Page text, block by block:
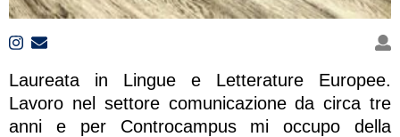
Laureata in Lingue e Letterature Europee.
Lavoro nel settore comunicazione da circa tre
anni e per Controcampus mi occupo della